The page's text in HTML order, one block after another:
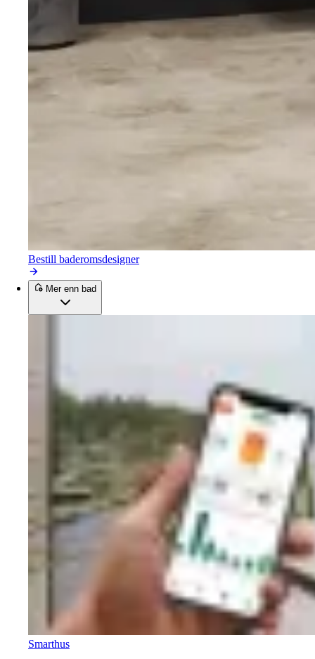
Bestill baderomsdesigner
Mer enn bad
Smarthus